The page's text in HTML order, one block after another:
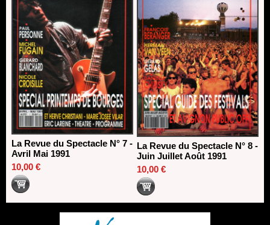
La Revue du Spectacle N° 7 -
Avril Mai 1991
10,00 €
La Revue du Spectacle N° 8 -
Juin Juillet Août 1991
10,00 €